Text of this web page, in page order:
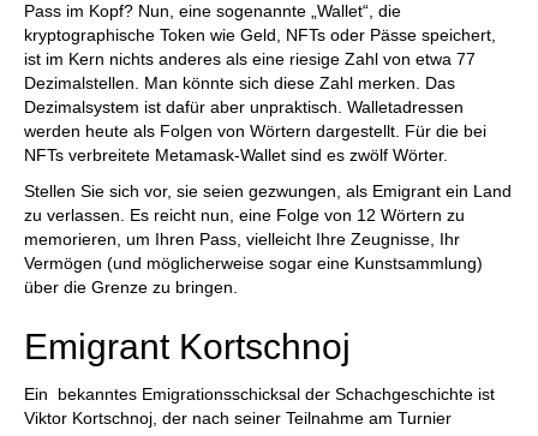
Pass im Kopf? Nun, eine sogenannte „Wallet“, die
kryptographische Token wie Geld, NFTs oder Pässe speichert,
ist im Kern nichts anderes als eine riesige Zahl von etwa 77
Dezimalstellen. Man könnte sich diese Zahl merken. Das
Dezimalsystem ist dafür aber unpraktisch. Walletadressen
werden heute als Folgen von Wörtern dargestellt. Für die bei
NFTs verbreitete Metamask-Wallet sind es zwölf Wörter.
Stellen Sie sich vor, sie seien gezwungen, als Emigrant ein Land
zu verlassen. Es reicht nun, eine Folge von 12 Wörtern zu
memorieren, um Ihren Pass, vielleicht Ihre Zeugnisse, Ihr
Vermögen (und möglicherweise sogar eine Kunstsammlung)
über die Grenze zu bringen.
Emigrant Kortschnoj
Ein bekanntes Emigrationsschicksal der Schachgeschichte ist
Viktor Kortschnoj, der nach seiner Teilnahme am Turnier